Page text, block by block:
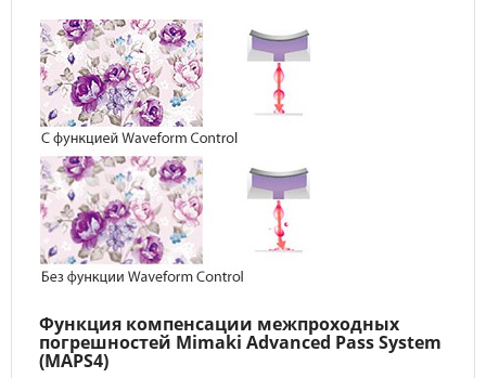
Функция компенсации межпроходных
погрешностей Mimaki Advanced Pass System
(MAPS4)